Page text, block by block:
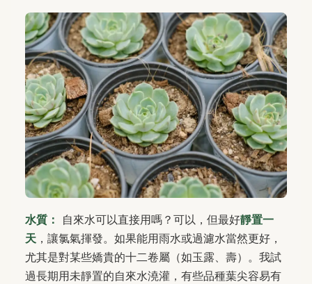
水質： 自來水可以直接用嗎？可以，但最好靜置一
天 ，讓氯氣揮發。如果能用雨水或過濾水當然更好，
尤其是對某些嬌貴的十二卷屬（如玉露、壽）。我試
過長期用未靜置的自來水澆灌，有些品種葉尖容易有